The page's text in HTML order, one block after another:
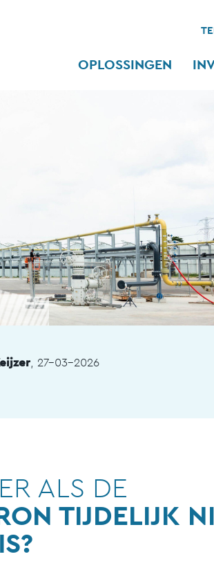
OPLOSSINGEN
, 27-03-2026
ALS DE
TIJDELIJK